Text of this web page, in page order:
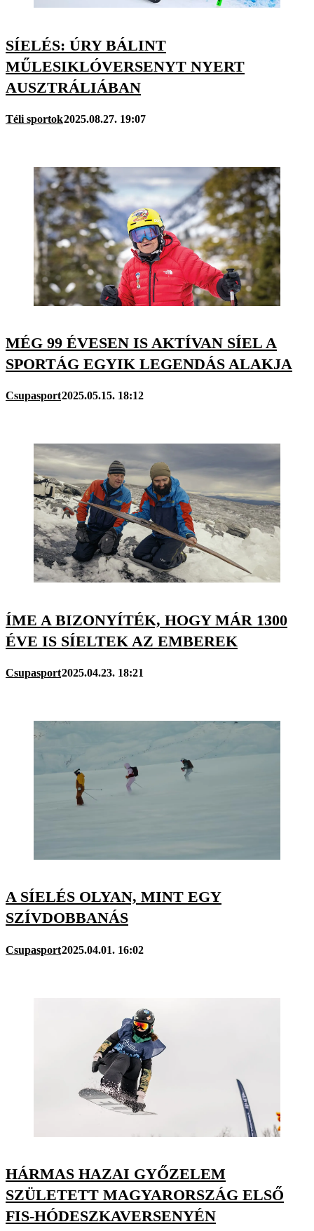
SÍELÉS: ÚRY BÁLINT
MŰLESIKLÓVERSENYT NYERT
AUSZTRÁLIÁBAN
Téli sportok2025.08.27. 19:07
MÉG 99 ÉVESEN IS AKTÍVAN SÍEL A
SPORTÁG EGYIK LEGENDÁS ALAKJA
Csupasport2025.05.15. 18:12
ÍME A BIZONYÍTÉK, HOGY MÁR 1300
ÉVE IS SÍELTEK AZ EMBEREK
Csupasport2025.04.23. 18:21
A SÍELÉS OLYAN, MINT EGY
SZÍVDOBBANÁS
Csupasport2025.04.01. 16:02
HÁRMAS HAZAI GYŐZELEM
SZÜLETETT MAGYARORSZÁG ELSŐ
FIS-HÓDESZKAVERSENYÉN